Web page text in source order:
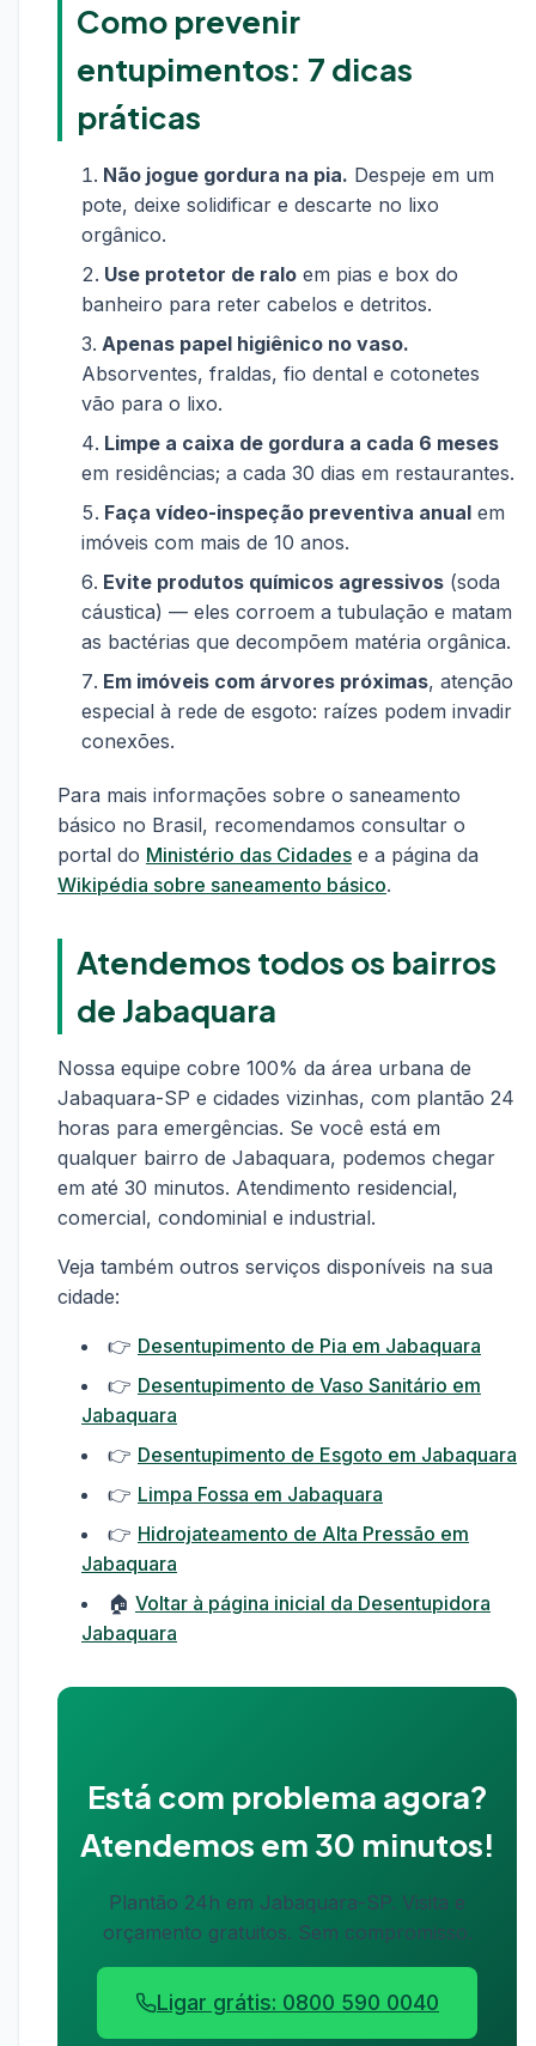
Como prevenir
entupimentos: 7 dicas
práticas
Não jogue gordura na pia. Despeje em um
pote, deixe solidificar e descarte no lixo
orgânico.
Use protetor de ralo em pias e box do
banheiro para reter cabelos e detritos.
Apenas papel higiênico no vaso.
Absorventes, fraldas, fio dental e cotonetes
vão para o lixo.
Limpe a caixa de gordura a cada 6 meses
em residências; a cada 30 dias em restaurantes.
Faça vídeo-inspeção preventiva anual em
imóveis com mais de 10 anos.
Evite produtos químicos agressivos (soda
cáustica) — eles corroem a tubulação e matam
as bactérias que decompõem matéria orgânica.
Em imóveis com árvores próximas, atenção
especial à rede de esgoto: raízes podem invadir
conexões.
Para mais informações sobre o saneamento
básico no Brasil, recomendamos consultar o
portal do Ministério das Cidades e a página da
Wikipédia sobre saneamento básico.
Atendemos todos os bairros
de Jabaquara
Nossa equipe cobre 100% da área urbana de
Jabaquara-SP e cidades vizinhas, com plantão 24
horas para emergências. Se você está em
qualquer bairro de Jabaquara, podemos chegar
em até 30 minutos. Atendimento residencial,
comercial, condominial e industrial.
Veja também outros serviços disponíveis na sua
cidade:
👉 Desentupimento de Pia em Jabaquara
👉 Desentupimento de Vaso Sanitário em
Jabaquara
👉 Desentupimento de Esgoto em Jabaquara
👉 Limpa Fossa em Jabaquara
👉 Hidrojateamento de Alta Pressão em
Jabaquara
🏠 Voltar à página inicial da Desentupidora
Jabaquara
Está com problema agora?
Atendemos em 30 minutos!
Plantão 24h em Jabaquara-SP. Visita e
orçamento gratuitos. Sem compromisso.
Ligar grátis: 0800 590 0040